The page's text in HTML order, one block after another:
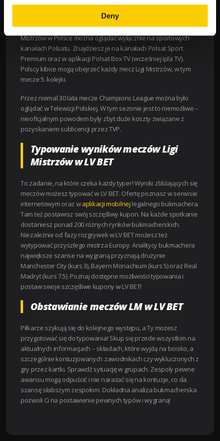
Deny
kolejki LM?
W sezonie 2023/2023 transmisje wszystkich meczów Ligi
Mistrzów w Polsce można oglądać wyłącznie na sportowych
kanałach Polsatu. Znajdziesz je na kanałach Polsat Sport
Premium oraz w aplikacji Polsat Box TV (wcześniej Ipla TV).
Polscy kibice mogą obejrzeć każdy mecz Ligi Mistrzów, w tym
mecze 5. kolejki.
Przez niemal 30 lata mecze Champions League można było
oglądać w Telewizji Polskiej. W tym sezonie jest to niemożliwe –
nieoficjalnym powodem były zbyt duże koszty związane z
pozyskaniem sublicencji przez TVP.
Typowanie wyników meczów Ligi
Mistrzów w LV BET
To zadanie, na które czeka każdy typer! Wyniki zbliżających się
meczów możesz typować w LV BET. Ofertę poznasz w serwisie
internetowym oraz waplikacji mobilnej legalnego bukmachera.
Tam też postawisz swój szczęśliwy kupon. Na każde spotkanie
dostaniesz ponad 200 różnych rynków bukmacherskich.
Niezależnie od fazy rozgrywek w LV BET możesz też
wytypować przyszłego mistrza Europy. Analitycy bukmachera
największe szanse na wygraną przyznają drużynie
Manchester City (kurs 3), Bayern Monachium (kurs 5) oraz Real
Madryt (kurs 7.5). Poznaj dostępne możliwości typowania i
postaw swoje szczęśliwe kupony w LV BET!
Obstawianie meczów LM w LV BET
Piłkarze szykują się do kolejnego występu, a Ty możesz
przygotować się do typowania! Skup się przede wszystkim na
aktualnych informacjach – składach, które wyjdą na boisko, a
szczególnie kontuzjowanych zawodnikach czy wykluczonych z
gry przez kartki. Sprawdź sytuację w grupach. Zespoły pewne
awansu mogą odpuścić i nie narażać się na kontuzje, co da
szansę słabszym zespołom. Dokładna analiza bukmacherska
pozwoli Ci na postawienie pewnych typów i wygraną!